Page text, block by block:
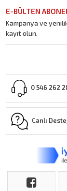
E-BÜLTEN
Kampanya ve
kayıt olun.
0 546 262
Canlı